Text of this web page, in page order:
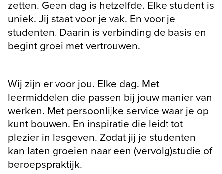
zetten. Geen dag is hetzelfde. Elke student is
uniek. Jij staat voor je vak. En voor je
studenten. Daarin is verbinding de basis en
begint groei met vertrouwen.
Wij zijn er voor jou. Elke dag. Met
leermiddelen die passen bij jouw manier van
werken. Met persoonlijke service waar je op
kunt bouwen. En inspiratie die leidt tot
plezier in lesgeven. Zodat jij je studenten
kan laten groeien naar een (vervolg)studie of
beroepspraktijk.